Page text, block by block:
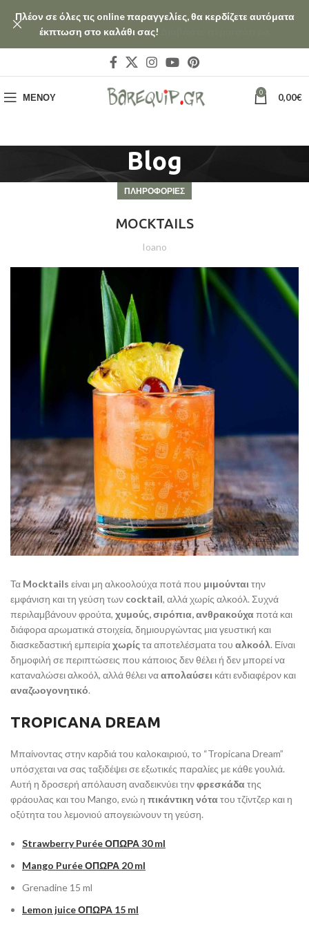
ΜΕΝΟΎ 0 0,00€
Blog
ΠΛΗΡΟΦΟΡΙΕΣ
MOCKTAILS
Ioano
Τα Mocktails είναι μη αλκοολούχα ποτά που μιμούνται την
εμφάνιση και τη γεύση των cocktail, αλλά χωρίς αλκοόλ. Συχνά
περιλαμβάνουν φρούτα, χυμούς, σιρόπια, ανθρακούχαποτά και
διάφορα αρωματικά στοιχεία, δημιουργώντας μια γευστική και
διασκεδαστική εμπειρίαχωρίςτα αποτελέσματα του αλκοόλ. Είναι
δημοφιλή σε περιπτώσεις που κάποιος δεν θέλει ή δεν μπορεί να
καταναλώσει αλκοόλ, αλλά θέλει νααπολαύσει κάτι ενδιαφέρον και
αναζωογονητικό.
TROPICANA DREAM
Μπαίνοντας στην καρδιά του καλοκαιριού, το “Tropicana Dream”
υπόσχεται να σας ταξιδέψει σε εξωτικές παραλίες με κάθε γουλιά.
Αυτή η δροσερή απόλαυση αναδεικνύει τηνφρεσκάδατης
φράουλας και του Mango, ενώ η πικάντικη νότατου τζίντζερ και η
οξύτητα του λεμονιού απογειώνουν τη γεύση.
Strawberry Purée ΟΠΩΡΑ30 ml
Mango PuréeΟΠΩΡΑ 20 ml
Grenadine 15 ml
Lemon juiceΟΠΩΡΑ 15 ml
Πλέον σε όλες τις online παραγγελίες, θα κερδίζετε αυτόματα
έκπτωση στο καλάθι σας!